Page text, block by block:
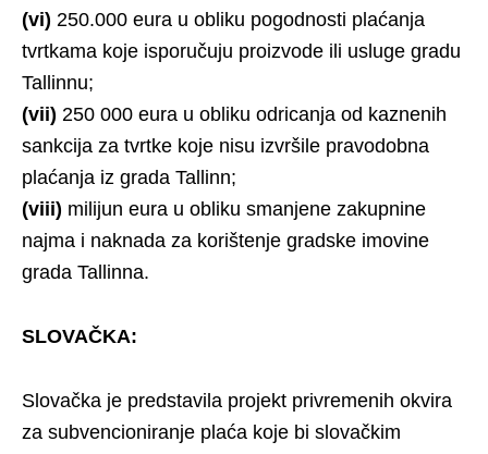
(vi) 250.000 eura u obliku pogodnosti plaćanja
tvrtkama koje isporučuju proizvode ili usluge gradu
Tallinnu;
(vii) 250 000 eura u obliku odricanja od kaznenih
sankcija za tvrtke koje nisu izvršile pravodobna
plaćanja iz grada Tallinn;
(viii) milijun eura u obliku smanjene zakupnine
najma i naknada za korištenje gradske imovine
grada Tallinna.
SLOVAČKA:
Slovačka je predstavila projekt privremenih okvira
za subvencioniranje plaća koje bi slovačkim